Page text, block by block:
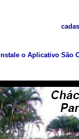
Instale o Aplicativo São